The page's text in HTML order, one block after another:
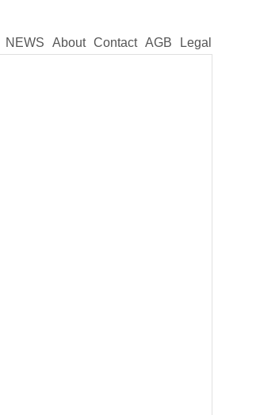
NEWS About Contact AGB Legal